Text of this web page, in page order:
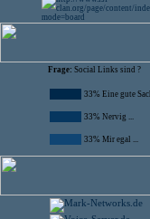
Frage: Social Links sind ?
33% Eine gute
33% Nervig ...
33% Mir egal ...